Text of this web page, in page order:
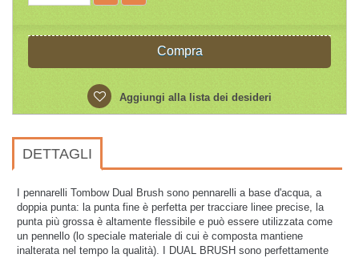
Compra
Aggiungi alla lista dei desideri
DETTAGLI
I pennarelli Tombow Dual Brush sono pennarelli a base d'acqua, a
doppia punta: la punta fine è perfetta per tracciare linee precise, la
punta più grossa è altamente flessibile e può essere utilizzata come
un pennello (lo speciale materiale di cui è composta mantiene
inalterata nel tempo la qualità). I DUAL BRUSH sono perfettamente